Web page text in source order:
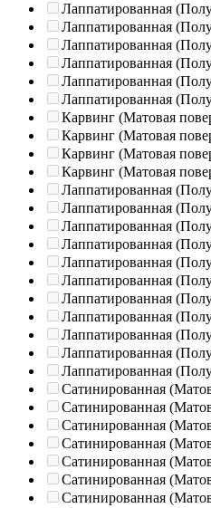
Лаппатированная
Лаппатированная
Лаппатированная
Лаппатированная
Лаппатированная
Лаппатированная
Карвинг (Матовая
Карвинг (Матовая
Карвинг (Матовая
Карвинг (Матовая
Лаппатированная
Лаппатированная
Лаппатированная
Лаппатированная
Лаппатированная
Лаппатированная
Лаппатированная
Лаппатированная
Лаппатированная
Лаппатированная
Лаппатированная
Сатинированная
Сатинированная
Сатинированная
Сатинированная
Сатинированная
Сатинированная
Сатинированная